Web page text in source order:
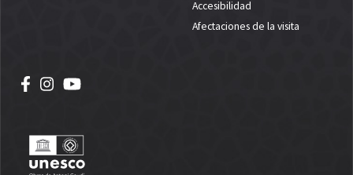
Accesibilidad
Afectaciones de la visita